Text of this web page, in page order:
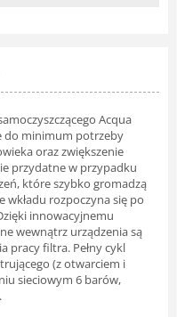
Acqua
do minimum potrzeby
oraz zwiększenie
przydatne w przypadku
które szybko gromadzą
wkładu rozpoczyna się po
innowacyjnemu
wewnątrz urządzenia są
pracy filtra. Pełny cykl
(z otwarciem i
sieciowym 6 barów,